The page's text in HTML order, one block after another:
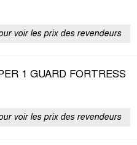
voir les prix des revendeurs
1 GUARD FORTRESS
voir les prix des revendeurs